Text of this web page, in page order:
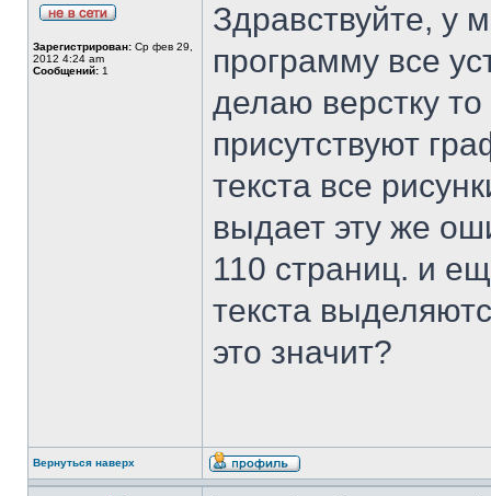
Зарегистрирован: Ср фев 29,
2012 4:24 am
Сообщений: 1
Здравствуйте, у
программу все
делаю верстку
присутствуют
текста все
выдает эту же
110 страниц. и
текста
это значит?
Вернуться наверх